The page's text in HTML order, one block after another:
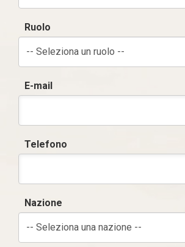
Ruolo
-- Seleziona un ruolo --
E-mail
Telefono
Nazione
-- Seleziona una nazione --